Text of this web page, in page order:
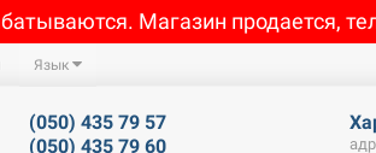
Магазин продается,
Язык
(050) 435 79 57
(050) 435 79 60